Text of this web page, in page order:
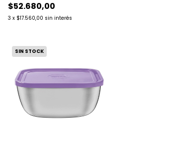
$52.680,00
3 x $17.560,00 sin interés
SIN STOCK